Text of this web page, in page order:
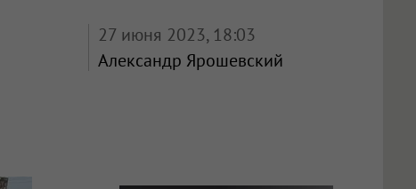
27 июня 2023, 18:03
Александр Ярошевский